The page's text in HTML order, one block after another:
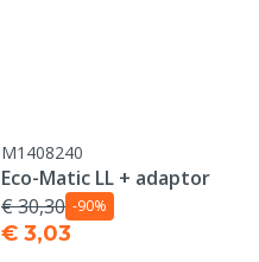
M1408240
Eco-Matic LL + adaptor
€ 30,30 -90%
€ 3,03